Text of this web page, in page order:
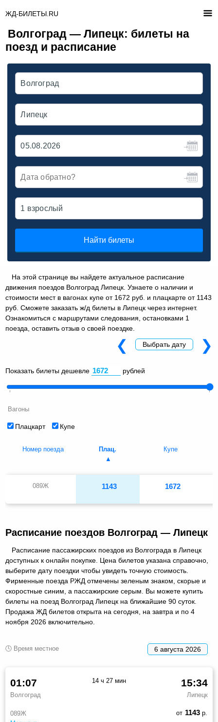
ЖД-БИЛЕТЫ.RU
Волгоград — Липецк: билеты на
поезд и расписание
Найти билеты
На этой странице вы найдете актуальное расписание
движения поездов Волгоград Липецк. Узнаете о наличии и
стоимости мест в вагонах купе от 1672 руб. и плацкарте от 1143
руб. Сможете заказать ж/д билеты в Липецк через интернет.
Ознакомиться с маршрутами следования, остановками 1
поезда, оставить отзыв о своей поездке.
Показать билеты дешевле рублей
Вагоны
Плацкарт Купе
❮ Выбрать дату ❯
Номер поезда Плац. Купе
089Ж 1143 1672
Расписание поездов Волгоград — Липецк
Расписание пассажирских поездов из Волгограда в Липецк
доступных к онлайн покупке. Цена билетов указана справочно,
выберите дату поездки чтобы увидеть точную стоимость.
Фирменные поезда РЖД отмечены зеленым знаком, скорые и
скоростные синим, а пассажирские серым. Вы можете купить
билеты на поезд Волгоград Липецк на ближайшие 90 суток.
Продажа ЖД билетов открыта на сегодня, на завтра и по 4
ноября 2026 включительно.
🕓 Время местное 6 августа 2026
089Ж
01:07
Волгоград
15:34
Липецк
14 ч 27 мин
от 1143р.